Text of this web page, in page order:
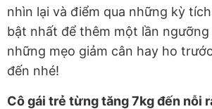
nhìn lại và điểm qua những kỳ
bật nhất để thêm một lần ngưỡng
những mẹo giảm cân hay ho
đến nhé!
Cô gái trẻ từng tăng 7kg đến nỗi